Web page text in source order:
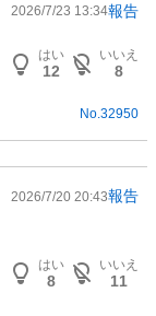
2026/7/23 13:34報告
はい
12
いいえ
8
No. 32950
2026/7/20 20:43報告
はい
8
いいえ
11